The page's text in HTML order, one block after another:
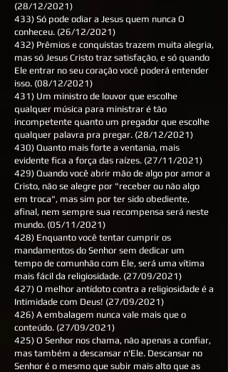
(28/12/2021)
433) Só pode odiar a Jesus quem nunca O
conheceu. (26/12/2021)
432) Prêmios e conquistas trazem muita alegria,
mas só Jesus Cristo traz satisfação, e só quando
Ele entrar no seu coração você poderá entender
isso. (08/12/2021)
431) Um ministro de louvor que escolhe
qualquer música para ministrar é tão
incompetente quanto um pregador que escolhe
qualquer palavra pra pregar. (28/12/2021)
430) Quanto mais forte a ventania, mais
evidente fica a força das raízes. (27/11/2021)
429) Quando você abrir mão de algo por amor a
Cristo, não se alegre por "receber ou não algo
em troca", mas sim por ter sido obediente,
afinal, nem sempre sua recompensa será neste
mundo. (05/11/2021)
428) Enquanto você tentar cumprir os
mandamentos do Senhor sem dedicar um
tempo de comunhão com Ele, será uma vítima
mais fácil da religiosidade. (27/09/2021)
427) O melhor antídoto contra a religiosidade é a
Intimidade com Deus! (27/09/2021)
426) A embalagem nunca vale mais que o
conteúdo. (27/09/2021)
425) O Senhor nos chama, não apenas a confiar,
mas também a descansar n'Ele. Descansar no
Senhor é o mesmo que subir mais alto que as